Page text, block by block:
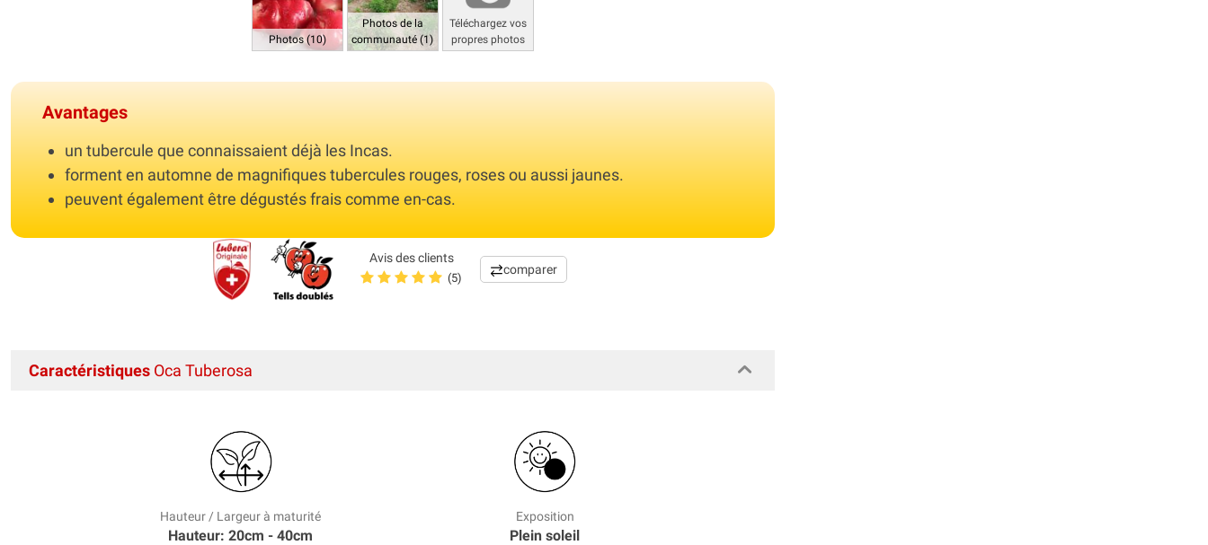
Photos (10)
Photos de la
communauté (1)
Téléchargez vos
propres photos
Avantages
un tubercule que connaissaient déjà les Incas.
forment en automne de magnifiques tubercules rouges, roses ou aussi jaunes.
peuvent également être dégustés frais comme en-cas.
Avis des clients
(5)
comparer
Caractéristiques Oca Tuberosa
Hauteur / Largeur à maturité
Hauteur: 20cm - 40cm
Exposition
Plein soleil